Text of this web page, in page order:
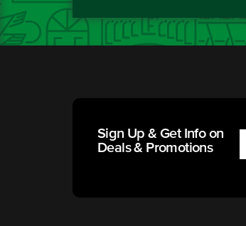
Sign Up & Get Info on
Deals & Promotions